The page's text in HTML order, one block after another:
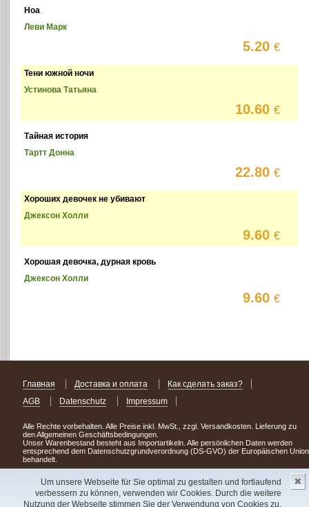
Um unsere Webseite für Sie optimal zu gestalten und fortlaufend
verbessern zu können, verwenden wir Cookies. Durch die weitere
Nutzung der Webseite stimmen Sie der Verwendung von Cookies zu.
✖
Ноа
Леви Марк
5.20€
Тени южной ночи
Устинова Татьяна
10.60€
Тайная история
Тартт Донна
22.80€
Хороших девочек не убивают
Джексон Холли
9.60€
Хорошая девочка, дурная кровь
Джексон Холли
9.60€
Главная Доставка и оплата
Как сделать заказ?
AGB
Datenschutz Impressum
Alle Rechte vorbehalten. Alle Preise inkl. MwSt., zzgl. Versandkosten. Lieferung zu
den Allgemeinen Geschäftsbedingungen.
Unser Warenbestand besteht aus Importartikeln. Alle persönlichen Daten werden
entsprechend dem Datenschutzgrundverordnung (DS-GVO) der Europäischen Union
behandelt.
Сделав заказ сегодня, уже через день или два Вы можете стать обладателем
НОВИНКИ из Германии! Удачного поиска!